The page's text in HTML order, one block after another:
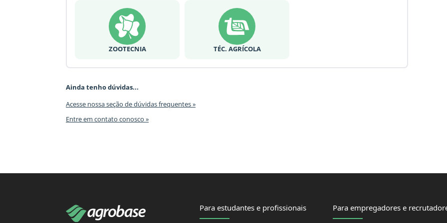
ZOOTECNIA TÉC. AGRÍCOLA
Ainda tenho dúvidas...
Acesse nossa seção de dúvidas frequentes »
Entre em contato conosco »
Para estudantes e profissionais Para empregadores e